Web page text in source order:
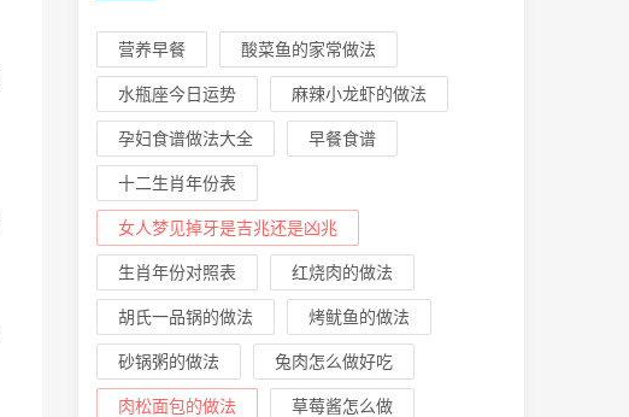
营养早餐 酸菜鱼的家常做法
水瓶座今日运势 麻辣小龙虾的做法
孕妇食谱做法大全 早餐食谱
十二生肖年份表
女人梦见掉牙是吉兆还是凶兆
生肖年份对照表 红烧肉的做法
胡氏一品锅的做法 烤鱿鱼的做法
砂锅粥的做法 兔肉怎么做好吃
肉松面包的做法 草莓酱怎么做